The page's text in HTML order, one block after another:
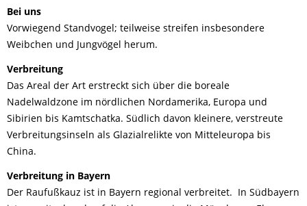
Bei uns
Vorwiegend Standvogel; teilweise streifen insbesondere
Weibchen und Jungvögel herum.
Verbreitung
Das Areal der Art erstreckt sich über die boreale
Nadelwaldzone im nördlichen Nordamerika, Europa und
Sibirien bis Kamtschatka. Südlich davon kleinere, verstreute
Verbreitungsinseln als Glazialrelikte von Mitteleuropa bis
China.
Verbreitung in Bayern
Der Raufußkauz ist in Bayern regional verbreitet. In Südbayern